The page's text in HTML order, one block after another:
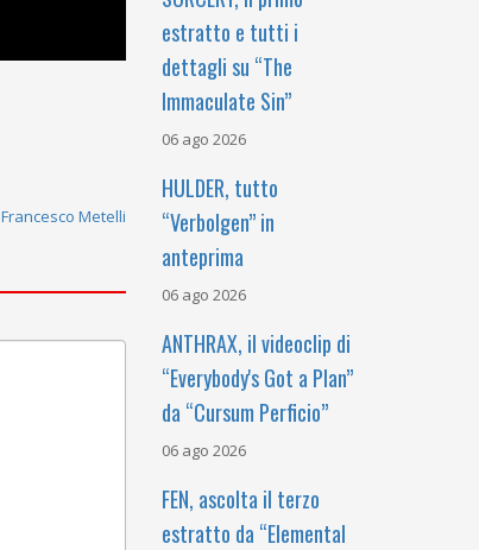
Francesco Metelli
estratto e tutti i
dettagli su “The
Immaculate Sin”
06 ago 2026
HULDER, tutto
“Verbolgen” in
anteprima
06 ago 2026
ANTHRAX, il videoclip di
“Everybody's Got a Plan”
da “Cursum Perficio”
06 ago 2026
FEN, ascolta il terzo
estratto da “Elemental